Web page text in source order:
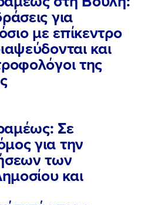
για
με επίκεντρο
και
της
Σε
για την
των
και